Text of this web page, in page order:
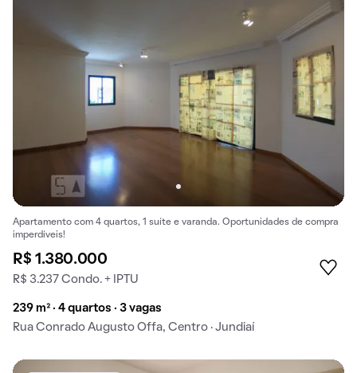
Apartamento com 4 quartos, 1 suíte e varanda. Oportunidades de compra
imperdíveis!
R$ 1.380.000
R$ 3.237 Condo. + IPTU
239 m² · 4 quartos · 3 vagas
Rua Conrado Augusto Offa, Centro · Jundiaí